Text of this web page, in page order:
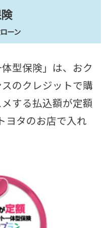
ーン
型保険」は、おク
のクレジットで購
する払込額が定額
ヨタのお店で入れ